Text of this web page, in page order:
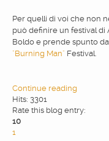
Per quelli di voi che non
può definire un festival di
Boldo e prende spunto
"Burning Man" Festival.
Continue reading
Hits: 3301
Rate this blog entry:
10
1